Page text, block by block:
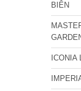
BIÊN